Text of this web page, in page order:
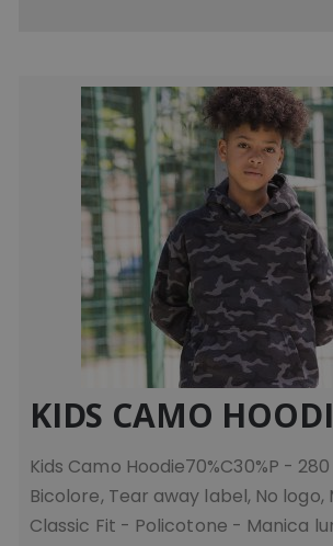
KIDS CAMO
Kids Camo Hoodie70%C30%P -
Bicolore, Tear away label, No logo,
Classic Fit - Policotone - Manica